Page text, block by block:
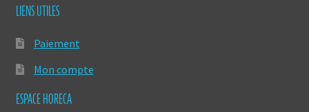
LIENS UTILES
Paiement
Mon compte
ESPACE HORECA